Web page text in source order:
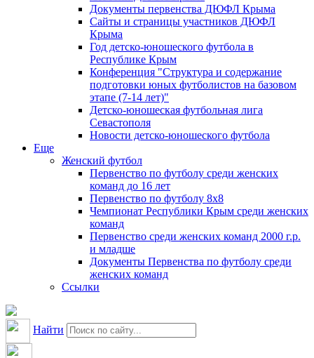
Документы первенства ДЮФЛ Крыма
Сайты и страницы участников ДЮФЛ
Крыма
Год детско-юношеского футбола в
Республике Крым
Конференция "Структура и содержание
подготовки юных футболистов на базовом
этапе (7-14 лет)"
Детско-юношеская футбольная лига
Севастополя
Новости детско-юношеского футбола
Еще
Женский футбол
Первенство по футболу среди женских
команд до 16 лет
Первенство по футболу 8х8
Чемпионат Республики Крым среди женских
команд
Первенство среди женских команд 2000 г.р.
и младше
Документы Первенства по футболу среди
женских команд
Ссылки
Найти